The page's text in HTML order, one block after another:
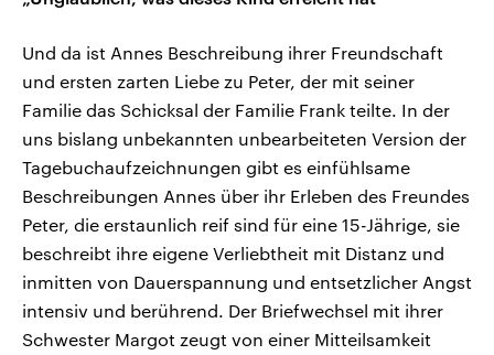
Und da ist Annes Beschreibung ihrer Freundschaft
und ersten zarten Liebe zu Peter, der mit seiner
Familie das Schicksal der Familie Frank teilte. In der
uns bislang unbekannten unbearbeiteten Version der
Tagebuchaufzeichnungen gibt es einfühlsame
Beschreibungen Annes über ihr Erleben des Freundes
Peter, die erstaunlich reif sind für eine 15-Jährige, sie
beschreibt ihre eigene Verliebtheit mit Distanz und
inmitten von Dauerspannung und entsetzlicher Angst
intensiv und berührend. Der Briefwechsel mit ihrer
Schwester Margot zeugt von einer Mitteilsamkeit